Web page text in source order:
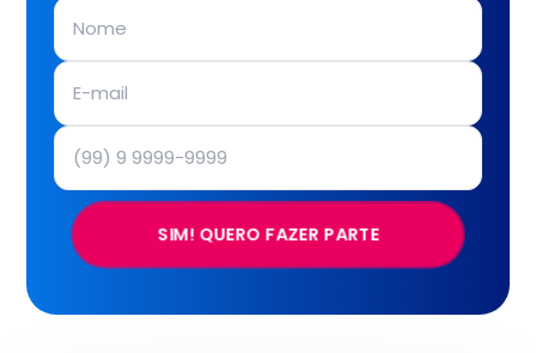
SIM! QUERO FAZER PARTE